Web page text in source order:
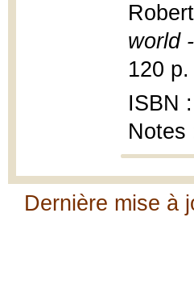
world
120
ISBN
Notes
Dernière mise à